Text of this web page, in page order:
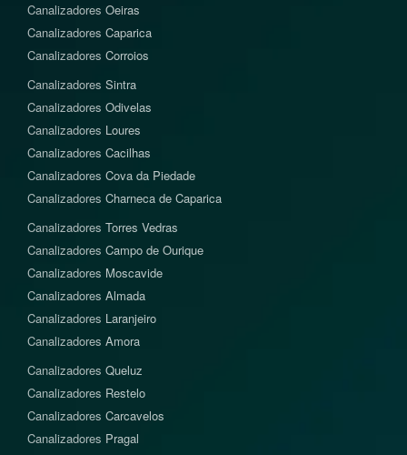
Canalizadores Oeiras
Canalizadores Caparica
Canalizadores Corroios
Canalizadores Sintra
Canalizadores Odivelas
Canalizadores Loures
Canalizadores Cacilhas
Canalizadores Cova da Piedade
Canalizadores Charneca de Caparica
Canalizadores Torres Vedras
Canalizadores Campo de Ourique
Canalizadores Moscavide
Canalizadores Almada
Canalizadores Laranjeiro
Canalizadores Amora
Canalizadores Queluz
Canalizadores Restelo
Canalizadores Carcavelos
Canalizadores Pragal